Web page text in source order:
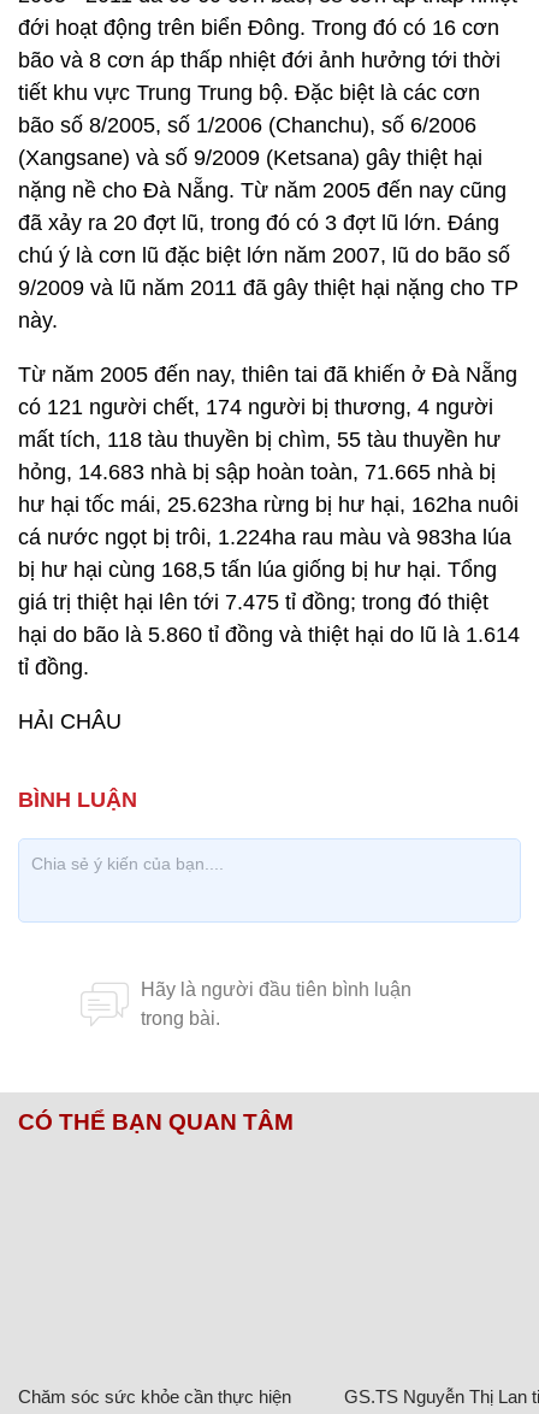
đới hoạt động trên biển Đông. Trong đó có 16 cơn
bão và 8 cơn áp thấp nhiệt đới ảnh hưởng tới thời
tiết khu vực Trung Trung bộ. Đặc biệt là các cơn
bão số 8/2005, số 1/2006 (Chanchu), số 6/2006
(Xangsane) và số 9/2009 (Ketsana) gây thiệt hại
nặng nề cho Đà Nẵng. Từ năm 2005 đến nay cũng
đã xảy ra 20 đợt lũ, trong đó có 3 đợt lũ lớn. Đáng
chú ý là cơn lũ đặc biệt lớn năm 2007, lũ do bão số
9/2009 và lũ năm 2011 đã gây thiệt hại nặng cho TP
này.
Từ năm 2005 đến nay, thiên tai đã khiến ở Đà Nẵng
có 121 người chết, 174 người bị thương, 4 người
mất tích, 118 tàu thuyền bị chìm, 55 tàu thuyền hư
hỏng, 14.683 nhà bị sập hoàn toàn, 71.665 nhà bị
hư hại tốc mái, 25.623ha rừng bị hư hại, 162ha nuôi
cá nước ngọt bị trôi, 1.224ha rau màu và 983ha lúa
bị hư hại cùng 168,5 tấn lúa giống bị hư hại. Tổng
giá trị thiệt hại lên tới 7.475 tỉ đồng; trong đó thiệt
hại do bão là 5.860 tỉ đồng và thiệt hại do lũ là 1.614
tỉ đồng.
HẢI CHÂU
CÓ THỂ BẠN QUAN TÂM
Chăm sóc sức khỏe cần thực hiện
GS.TS Nguyễn Thị Lan